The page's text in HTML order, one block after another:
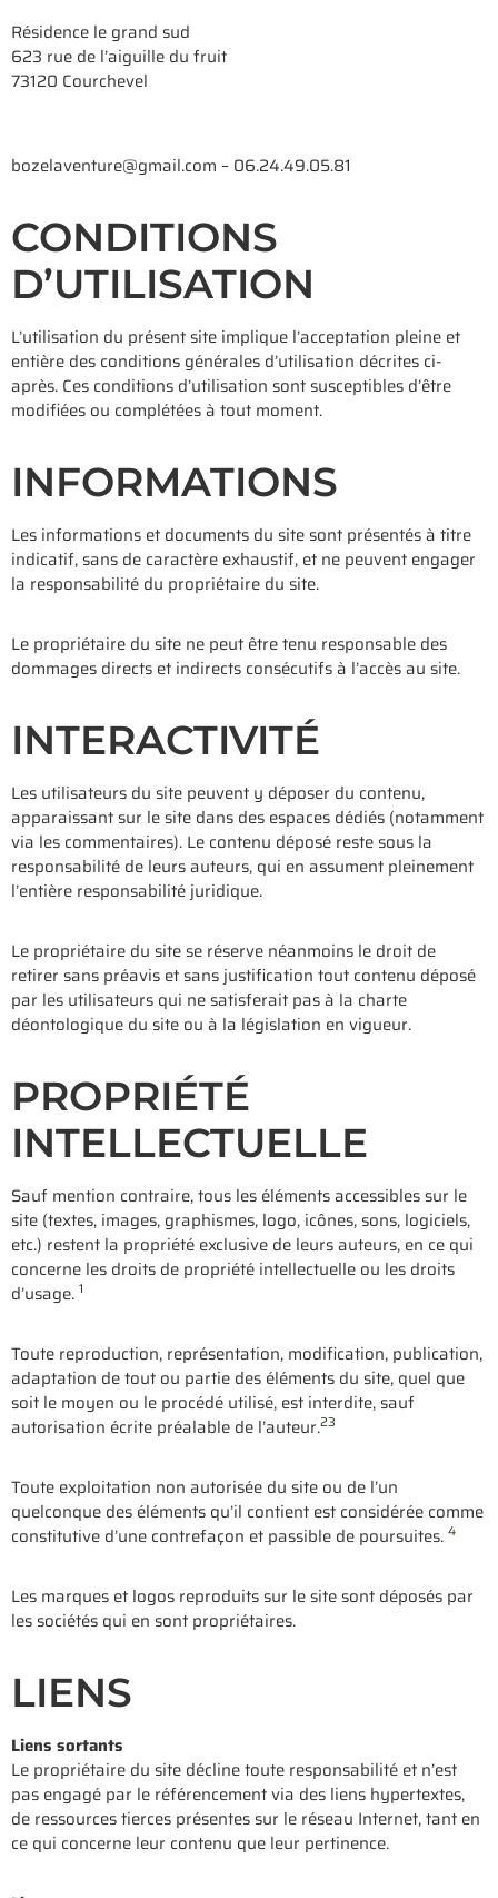
Résidence le grand sud
623 rue de l’aiguille du fruit
73120 Courchevel
bozelaventure@gmail.com – 06.24.49.05.81
CONDITIONS
D’UTILISATION
L’utilisation du présent site implique l’acceptation pleine et
entière des conditions générales d’utilisation décrites ci-
après. Ces conditions d’utilisation sont susceptibles d’être
modifiées ou complétées à tout moment.
INFORMATIONS
Les informations et documents du site sont présentés à titre
indicatif, sans de caractère exhaustif, et ne peuvent engager
la responsabilité du propriétaire du site.
Le propriétaire du site ne peut être tenu responsable des
dommages directs et indirects consécutifs à l’accès au site.
INTERACTIVITÉ
Les utilisateurs du site peuvent y déposer du contenu,
apparaissant sur le site dans des espaces dédiés (notamment
via les commentaires). Le contenu déposé reste sous la
responsabilité de leurs auteurs, qui en assument pleinement
l’entière responsabilité juridique.
Le propriétaire du site se réserve néanmoins le droit de
retirer sans préavis et sans justification tout contenu déposé
par les utilisateurs qui ne satisferait pas à la charte
déontologique du site ou à la législation en vigueur.
PROPRIÉTÉ
INTELLECTUELLE
Sauf mention contraire, tous les éléments accessibles sur le
site (textes, images, graphismes, logo, icônes, sons, logiciels,
etc.) restent la propriété exclusive de leurs auteurs, en ce qui
concerne les droits de propriété intellectuelle ou les droits
d’usage. 1
Toute reproduction, représentation, modification, publication,
adaptation de tout ou partie des éléments du site, quel que
soit le moyen ou le procédé utilisé, est interdite, sauf
autorisation écrite préalable de l’auteur.23
Toute exploitation non autorisée du site ou de l’un
quelconque des éléments qu’il contient est considérée comme
constitutive d’une contrefaçon et passible de poursuites. 4
Les marques et logos reproduits sur le site sont déposés par
les sociétés qui en sont propriétaires.
LIENS
Liens sortants
Le propriétaire du site décline toute responsabilité et n’est
pas engagé par le référencement via des liens hypertextes,
de ressources tierces présentes sur le réseau Internet, tant en
ce qui concerne leur contenu que leur pertinence.